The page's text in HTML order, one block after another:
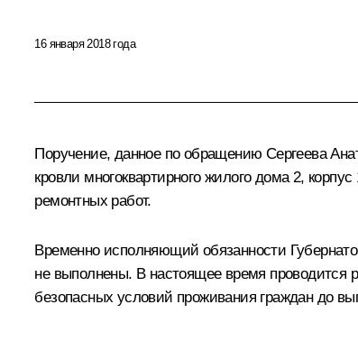
16 января 2018 года
Поручение, данное по обращению Сергеева
кровли многоквартирного жилого дома 2,
ремонтных работ.
Временно исполняющий обязанности
не выполнены. В настоящее время проводится
безопасных условий проживания граждан до